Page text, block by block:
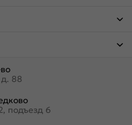
д. 88
подъезд 6